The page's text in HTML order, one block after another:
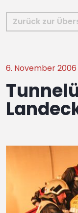
Zurück zur
6. November 2006